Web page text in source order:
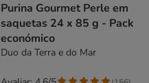
Purina Gourmet Perle em
saquetas 24 x 85 g - Pack
económico
Duo da Terra e do Mar